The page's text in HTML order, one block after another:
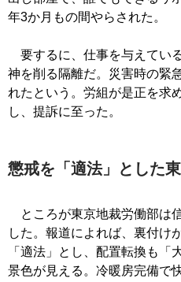
年3か月もの間やらされた。
要するに、仕事を与えてい
神を削る隔離だ。災害時の緊
れたという。労組が是正を求
し、提訴に至った。
懲戒を「適法」とした
ところが東京地裁労働部は
した。報道によれば、裏付け
「適法」とし、配置転換も「
景色が見える。冷暖房完備で